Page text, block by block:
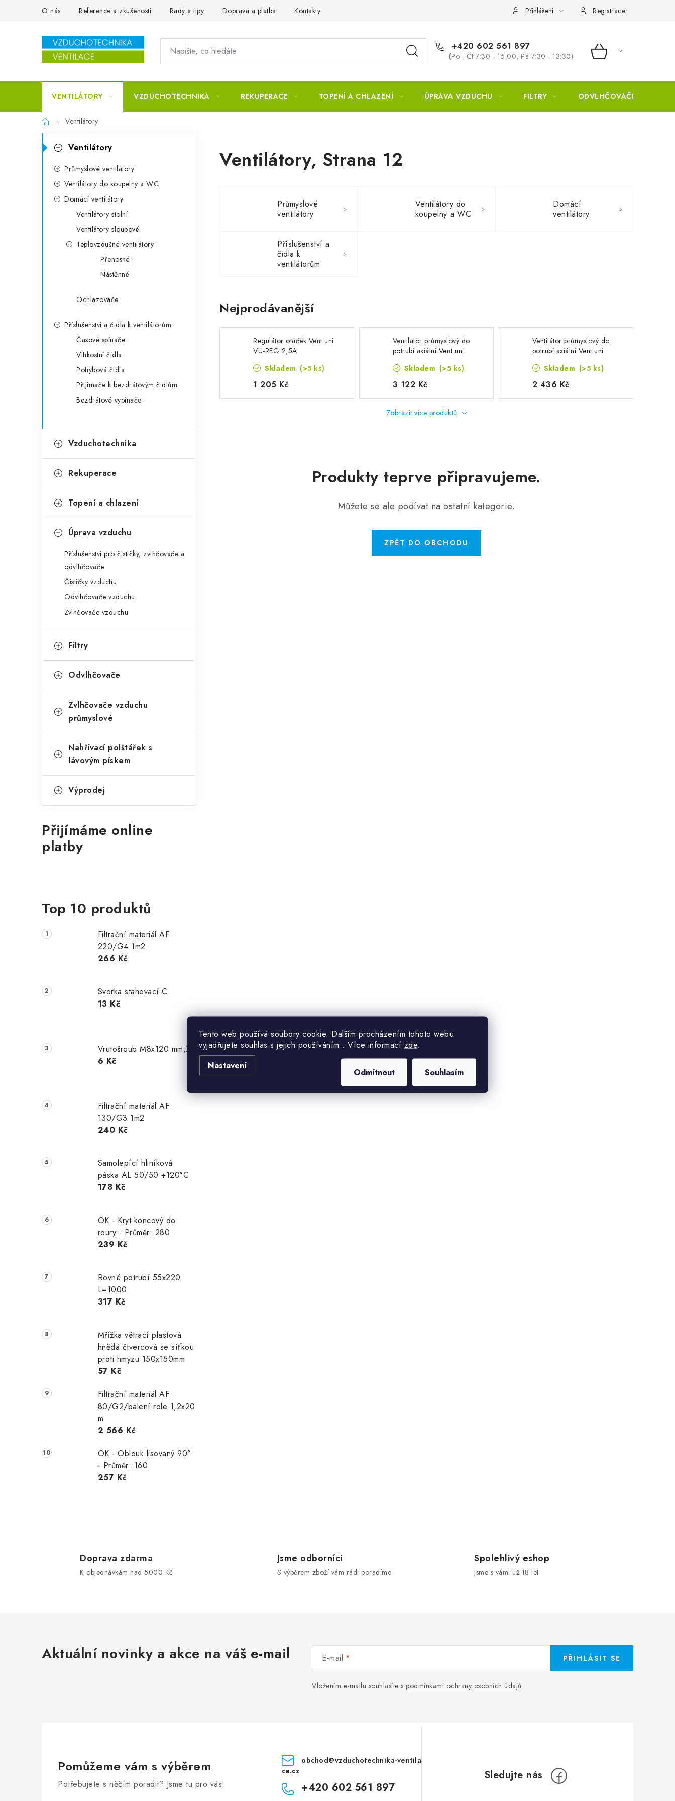
Tento web používá soubory cookie. Dalším procházením tohoto webu
vyjadřujete souhlas s jejich používáním.. Více informací zde.
Nastavení
Odmítnout Souhlasím
Přejít na obsahO nás Reference a zkušenosti Rady a tipy Doprava a platba Kontakty Přihlášení Registrace
+420 602 561 897
(Po - Čt 7:30 - 16:00, Pá 7:30 - 13:30) NÁKUPNÍ
VENTILÁTORY VZDUCHOTECHNIKA REKUPERACE TOPENÍ A CHLAZENÍ ÚPRAVA VZDUCHU FILTRY ODVLHČOVAČE
DomůVentilátory
Postranní panel
Kategorie
Ventilátory
Průmyslové ventilátory
Ventilátory do koupelny a WC
Domácí ventilátory
Ventilátory stolní
Ventilátory sloupové
Teplovzdušné ventilátory
Přenosné
Nástěnné
Ochlazovače
Příslušenství a čidla k ventilátorům
Časové spínače
Vlhkostní čidla
Pohybová čidla
Přijímače k bezdrátovým čidlům
Bezdrátové vypínače
Vzduchotechnika
Rekuperace
Topení a chlazení
Úprava vzduchu
Příslušenství pro čističky, zvlhčovače a
odvlhčovače
Čističky vzduchu
Odvlhčovače vzduchu
Zvlhčovače vzduchu
Filtry
Odvlhčovače
Zvlhčovače vzduchu
průmyslové
Nahřívací polštářek s
lávovým pískem
Výprodej
Přijímáme online
platby
Top 10 produktů
Filtrační materiál AF
220/G4 1m2
266 Kč
Svorka stahovací C
13 Kč
Vrutošroub M8x120 mm,Zn
6 Kč
Filtrační materiál AF
130/G3 1m2
240 Kč
Samolepící hliníková
páska AL 50/50 +120°C
178 Kč
OK - Kryt koncový do
roury - Průměr: 280
239 Kč
Rovné potrubí 55x220
L=1000
317 Kč
Mřížka větrací plastová
hnědá čtvercová se síťkou
proti hmyzu 150x150mm
57 Kč
Filtrační materiál AF
80/G2/balení role 1,2x20
m
2 566 Kč
OK - Oblouk lisovaný 90°
- Průměr: 160
257 Kč
Ventilátory, Strana 12
Průmyslové
ventilátory
Ventilátory do
koupelny a WC
Domácí
ventilátory
Příslušenství a
čidla k
ventilátorům
Nejprodávanější
Regulátor otáček Vent uni
VU-REG 2,5A
Skladem (>5 ks)
1 205 Kč
Ventilátor průmyslový do
potrubí axiální Vent uni
m3/hSkladem (>5 ks)
3 122 Kč
Ventilátor průmyslový do
potrubí axiální Vent uni
m3/hSkladem (>5 ks)
2 436 Kč
Zobrazit více produktů
Produkty teprve připravujeme.
Můžete se ale podívat na ostatní kategorie.
ZPĚT DO OBCHODU
Doprava zdarma
K objednávkám nad 5000 Kč
Jsme odborníci
S výběrem zboží vám rádi poradíme
Spolehlivý eshop
Jsme s vámi už 18 let
Aktuální novinky a akce na váš e-mail E-mail
Vložením e-mailu souhlasíte s podmínkami ochrany osobních údajů
PŘIHLÁSIT SE
Pomůžeme vám s výběrem
Potřebujete s něčím poradit? Jsme tu pro vás!
obchod@vzduchotechnika-ventila
ce.cz
+420 602 561 897